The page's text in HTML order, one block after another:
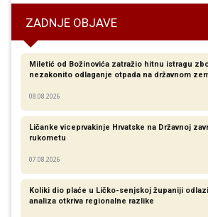
ZADNJE OBJAVE
Miletić od Božinovića zatražio hitnu istragu
nezakonito odlaganje otpada na državnom
08.08.2026
Ličanke viceprvakinje Hrvatske na Državnoj
rukometu
07.08.2026
Koliki dio plaće u Ličko-senjskoj županiji
analiza otkriva regionalne razlike​